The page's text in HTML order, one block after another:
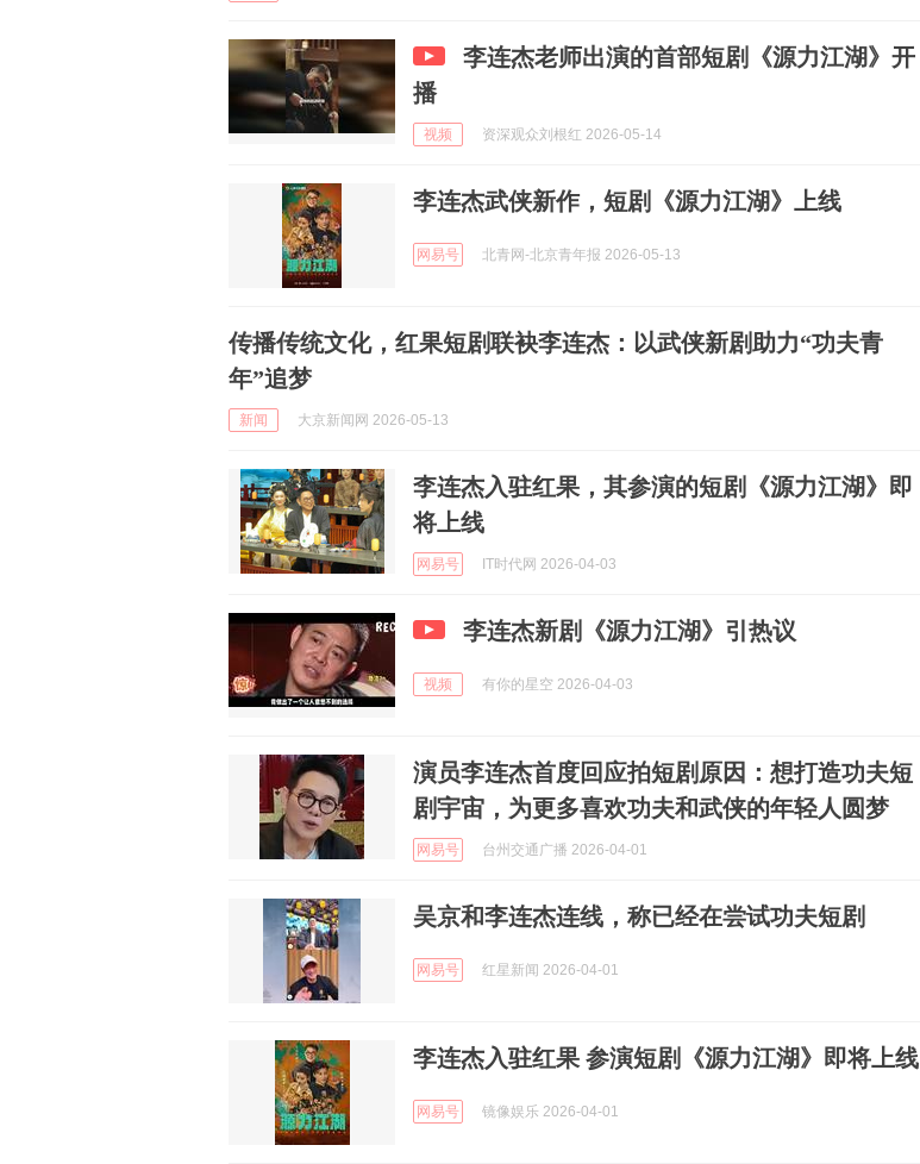
李连杰老师出演的首部短剧《源力江湖》开
播
视频 资深观众刘根红 2026-05-14
李连杰武侠新作，短剧《源力江湖》上线
网易号 北青网-北京青年报 2026-05-13
传播传统文化，红果短剧联袂李连杰：以武侠新剧助力“功夫青
年”追梦
新闻 大京新闻网 2026-05-13
李连杰入驻红果，其参演的短剧《源力江湖》即
将上线
网易号 IT时代网 2026-04-03
李连杰新剧《源力江湖》引热议
视频 有你的星空 2026-04-03
演员李连杰首度回应拍短剧原因：想打造功夫短
剧宇宙，为更多喜欢功夫和武侠的年轻人圆梦
网易号 台州交通广播 2026-04-01
吴京和李连杰连线，称已经在尝试功夫短剧
网易号 红星新闻 2026-04-01
李连杰入驻红果 参演短剧《源力江湖》即将上线
网易号 镜像娱乐 2026-04-01